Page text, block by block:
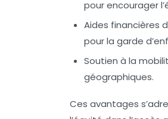
pour encourager
Aides financières
pour la garde
Soutien à la
géographiques.
Ces avantages